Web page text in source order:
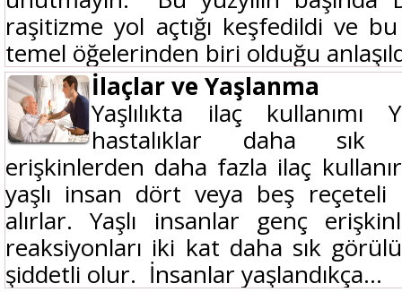
raşitizme yol açtığı keşfedildi ve
temel öğelerinden biri olduğu
İlaçlar ve Yaşlanma
Yaşlılıkta ilaç kullanımı
hastalıklar daha sık
erişkinlerden daha fazla ilaç
yaşlı insan dört veya beş
alırlar. Yaşlı insanlar genç
reaksiyonları iki kat daha sık
şiddetli olur. İnsanlar yaşlandıkça...